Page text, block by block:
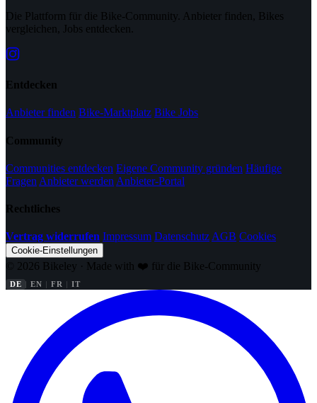
Die Plattform für die Bike-Community. Anbieter finden, Bikes
vergleichen, Jobs entdecken.
Entdecken
Anbieter finden Bike-Marktplatz Bike Jobs
Community
Communities entdecken Eigene Community gründen Häufige
Fragen Anbieter werden Anbieter-Portal
Rechtliches
Vertrag widerrufen Impressum DatenschutzAGB Cookies
Cookie-Einstellungen
© 2026 Bikeley · Made with ❤️ für die Bike-Community
DE EN FR IT